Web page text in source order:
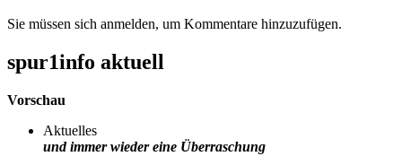
Sie müssen sich anmelden, um Kommentare hinzuzufügen.
spur1info aktuell
Vorschau
Aktuelles
und immer wieder eine Überraschung